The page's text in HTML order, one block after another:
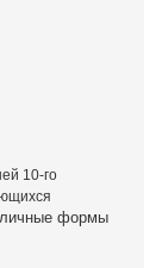
10-го
формы